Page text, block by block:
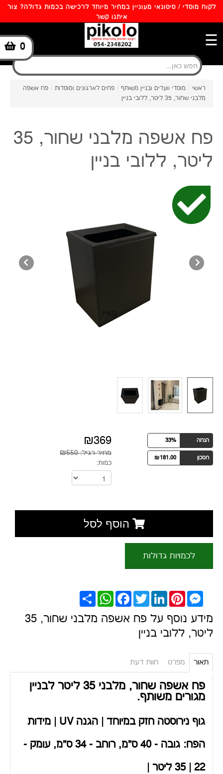
לקוח מוסדי / סיטונאי מעוניין במחיר מיוחד לרכישה בכמות גדולה? צור
איתנו קשר
0 ☰
ראשי / מוסדי וועדים ובניין משותף / פחים לארגונים ומוסדות / פח אשפה
מלבני שחור, 35 ליטר, ללובי בניין
פח אשפה מלבני שחור, 35
ליטר, ללובי בניין
הנחה 33%
חסכון ₪181.00
₪369
מחיר רגיל:₪550
כמות:
הוסף לסל
לכמויות גדולות
שתף
WhatsAppFacebook TwitterLinkedInPinterest
Messenger
מידע נוסף על פח אשפה מלבני שחור, 35
ליטר, ללובי בניין
תאור מפרט חוות דעת
פח אשפה שחור, מלבני 35 ליטר לבניין
מגורים משותף.
גוף נירוסטה חזק במיוחד | הגנה UV | מידות
הפח:
גובה - 40 ס"מ, רוחב - 34 ס"מ, עומק -
22
| 35 ליטר